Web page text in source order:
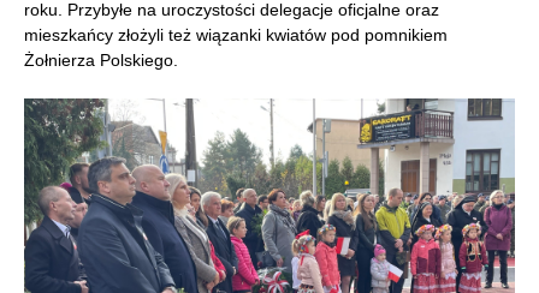
roku. Przybyłe na uroczystości delegacje oficjalne oraz
mieszkańcy złożyli też wiązanki kwiatów pod pomnikiem
Żołnierza Polskiego.